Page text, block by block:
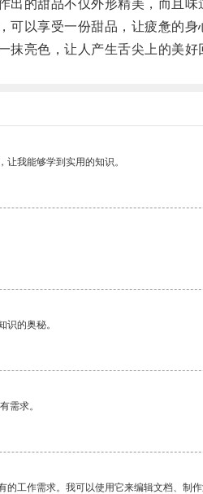
的甜品不仅外形精美，而且味
以享受一份甜品，让疲惫的身
亮色，让人产生舌尖上的美好
我能够学到实用的知识。
识的奥秘。
需求。
工作需求。我可以使用它来编辑文档、制作